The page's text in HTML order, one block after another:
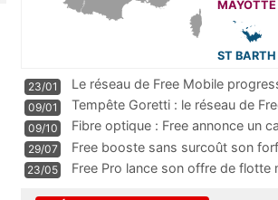
MAYOTTE
ST BARTH
23/01
Le réseau de Free Mobile
m
09/01
Tempête Goretti : le réseau de
09/10
Fibre optique : Free annonce un
pass
29/07
Free booste sans surcoût son
23/05 Free Pro lance son offre de flotte